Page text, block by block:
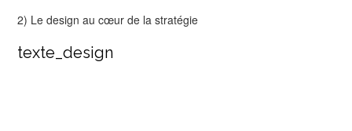
2) Le design au cœur de la stratégie
texte_design